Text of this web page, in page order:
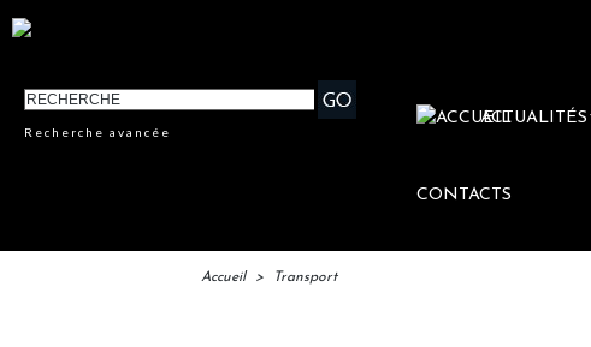
Recherche avancée
ACTUALITÉS
CONTACTS
Accueil > Transport